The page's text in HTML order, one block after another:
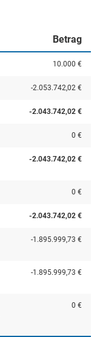
Betrag
10.000 €
-2.053.742,02 €
-2.043.742,02 €
0 €
-2.043.742,02 €
0 €
-2.043.742,02 €
-1.895.999,73 €
-1.895.999,73 €
0 €